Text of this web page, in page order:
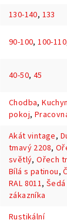
130-140, 133
90-100,100-110
40-50, 45
Chodba,
pokoj,
Akát vintage,
tmavý 2208,
světlý,Ořech
Bílá s patinou,
RAL 8011,Šedá
zákazníka
Rustikální